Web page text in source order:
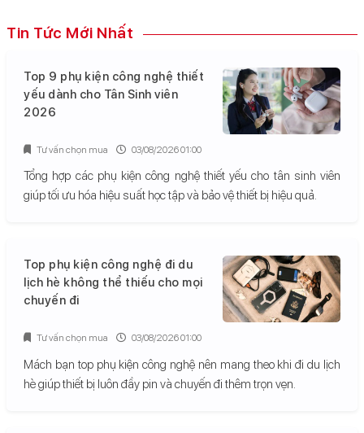
Tin Tức Mới Nhất
Top 9 phụ kiện công nghệ thiết
yếu dành cho Tân Sinh viên
2026
Tổng hợp các phụ kiện công nghệ thiết yếu cho tân sinh viên
giúp tối ưu hóa hiệu suất học tập và bảo vệ thiết bị hiệu quả.
Tư vấn chọn mua 03/08/2026 01:00
Top phụ kiện công nghệ đi du
lịch hè không thể thiếu cho mọi
chuyến đi
Mách bạn top phụ kiện công nghệ nên mang theo khi đi du lịch
hè giúp thiết bị luôn đầy pin và chuyến đi thêm trọn vẹn.
Tư vấn chọn mua 03/08/2026 01:00